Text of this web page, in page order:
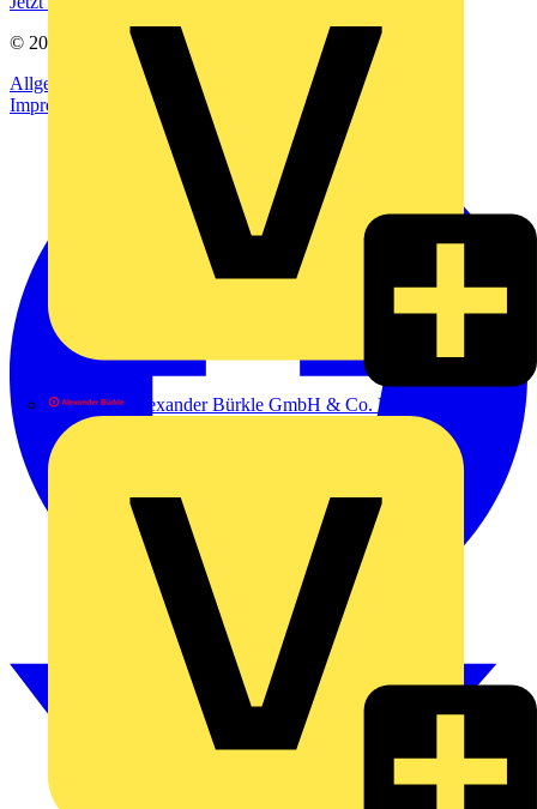
Alexander Bürkle GmbH & Co. KG
© 2002-
Voltimum
Allgemeine Geschäftsbedingungen
Datenschutzerklärung
Impressum